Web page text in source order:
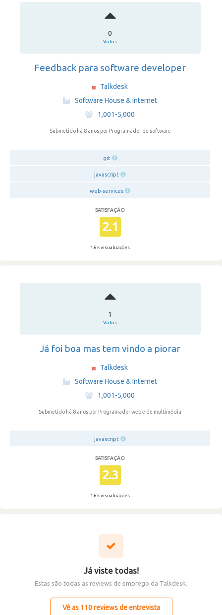
0
Votos
Feedback para software developer
Talkdesk
Software House & Internet
·
1,001-5,000
Submetido há 8 anos por Programador de software
git
javascript
web-services
SATISFAÇÃO
2.1
1.6 k visualizações
1
Votos
Já foi boa mas tem vindo a piorar
Talkdesk
Software House & Internet
·
1,001-5,000
Submetido há 8 anos por Programador web e de multimédia
javascript
SATISFAÇÃO
2.3
1.6 k visualizações
Já viste todas!
Estas são todas as reviews de emprego da Talkdesk.
Vê as 110 reviews de entrevista